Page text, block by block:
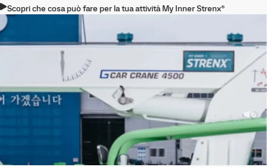
Scopri che cosa può fare per la tua attività My Inner Strenx®